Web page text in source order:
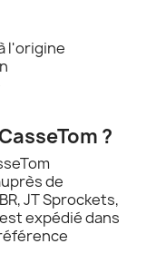
l'origine
?
de
JT Sprockets,
expédié dans